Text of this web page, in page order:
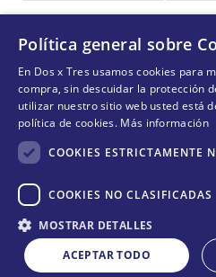
Cantidad
＋
－
Cargando comentarios…
¡DEJANDO
Suscríbete y conoce
QUIERO
Acepta
Política general sobre
En Dos x Tres usamos cookies para
compra, sin descuidar la protección
utilizar nuestro sitio web usted está
política de cookies. Más información
COOKIES ESTRICTAMENTE
COOKIES NO CLASIFICADAS
MOSTRAR DETALLES
ACEPTAR TODO